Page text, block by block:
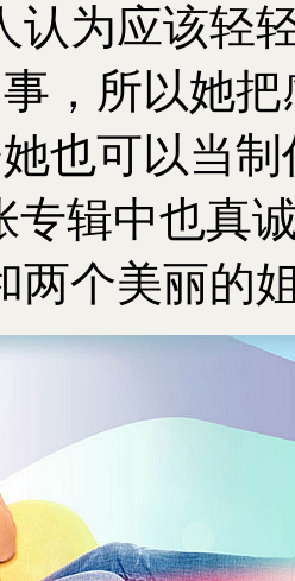
认为应该轻
，所以她
也可以当
专辑中也真
两个美丽的